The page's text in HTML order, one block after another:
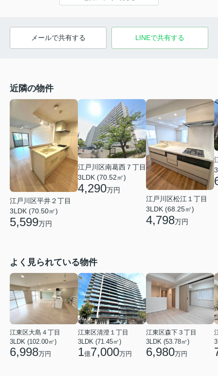
メールで共有する LINEで共有する
近隣の物件
江戸川区平井２丁目
3LDK (70.50㎡)
5,599万円
江戸川区南葛西７丁目
3LDK (70.52㎡)
4,290万円
江戸川区松江１丁目
3LDK (68.25㎡)
4,798万円
よく見られている物件
江東区大島４丁目
3LDK (102.00㎡)
6,998万円
江東区清澄１丁目
3LDK (71.45㎡)
1億7,000万円
江東区森下３丁目
3LDK (53.78㎡)
6,980万円